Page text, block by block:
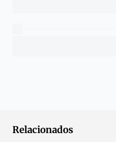
Relacionados